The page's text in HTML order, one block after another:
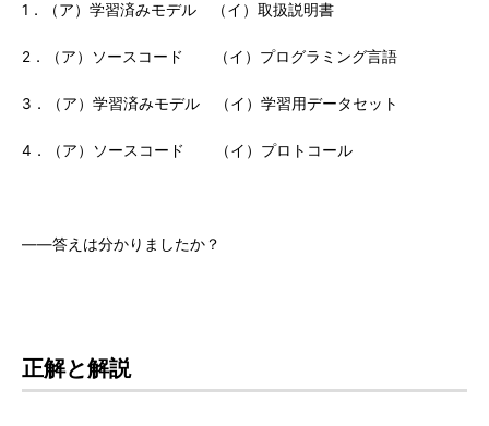
1．（ア）学習済みモデル （イ）取扱説明書
2．（ア）ソースコード （イ）プログラミング言語
3．（ア）学習済みモデル （イ）学習用データセット
4．（ア）ソースコード （イ）プロトコール
――答えは分かりましたか？
正解と解説